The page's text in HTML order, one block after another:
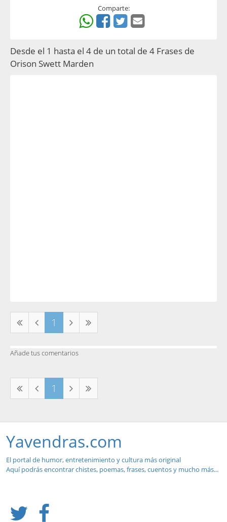
Comparte:
Desde el 1 hasta el 4 de un total de 4 Frases de
Orison Swett Marden
1
Añade tus comentarios
1
Yavendras.com
El portal de humor, entretenimiento y cultura más original
Aquí podrás encontrar chistes, poemas, frases, cuentos y mucho más...